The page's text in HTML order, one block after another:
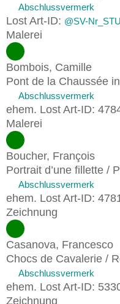
Abschlussvermerk
Lost Art-ID: @SV-
Malerei
Bombois, Camille
Pont de la Chaussée
Abschlussvermerk
ehem. Lost Art-ID:
Malerei
Boucher, François
Portrait d’une fillette /
Abschlussvermerk
ehem. Lost Art-ID:
Zeichnung
Casanova, Francesco
Chocs de Cavalerie /
Abschlussvermerk
ehem. Lost Art-ID:
Zeichnung